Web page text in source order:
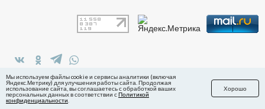
в Яндекс.Дзен
Мы используем файлы cookie и сервисы аналитики (включая
Яндекс.Метрику) для улучшения работы сайта. Продолжая
использование сайта, вы соглашаетесь с обработкой ваших
персональных данных в соответствии сПолитикой
конфиденциальности
Хорошо